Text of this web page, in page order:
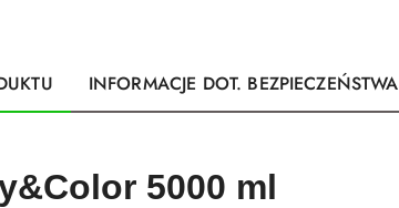
INFORMACJE DOT. BEZPIECZEŃSTWA
5000 ml